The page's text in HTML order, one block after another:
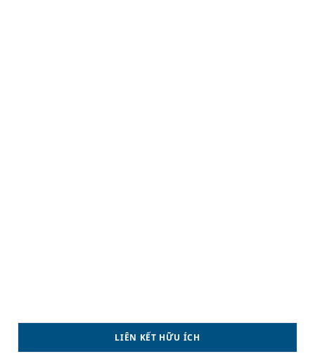
LIÊN KẾT HỮU ÍCH